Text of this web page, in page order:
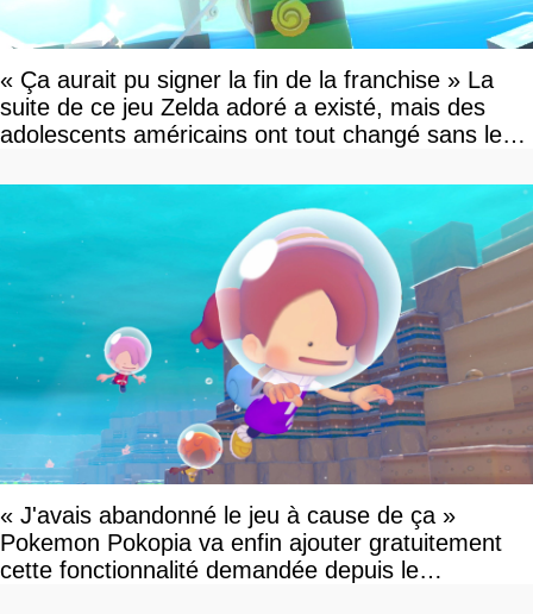
« Ça aurait pu signer la fin de la franchise » La
suite de ce jeu Zelda adoré a existé, mais des
adolescents américains ont tout changé sans le
« J'avais abandonné le jeu à cause de ça »
Pokemon Pokopia va enfin ajouter gratuitement
cette fonctionnalité demandée depuis le